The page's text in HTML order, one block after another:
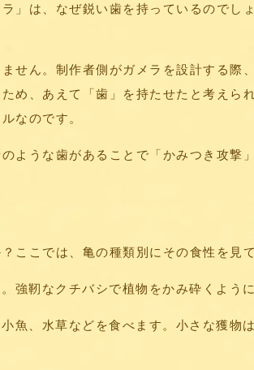
」は、なぜ鋭い歯を持っているのでし
せん。制作者側がガメラを設計する際
め、あえて「歯」を持たせたと考えら
なのです。
ような歯があることで「かみつき攻撃
ここでは、亀の種類別にその食性を見て
強靭なクチバシで植物をかみ砕くように
魚、水草などを食べます。小さな獲物